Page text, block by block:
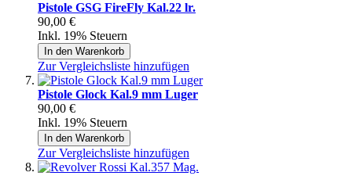
Pistole GSG FireFly Kal.22 lr.
90,00 €
Inkl. 19% Steuern
In den Warenkorb
Zur Vergleichsliste hinzufügen
Pistole Glock Kal.9 mm Luger
90,00 €
Inkl. 19% Steuern
In den Warenkorb
Zur Vergleichsliste hinzufügen